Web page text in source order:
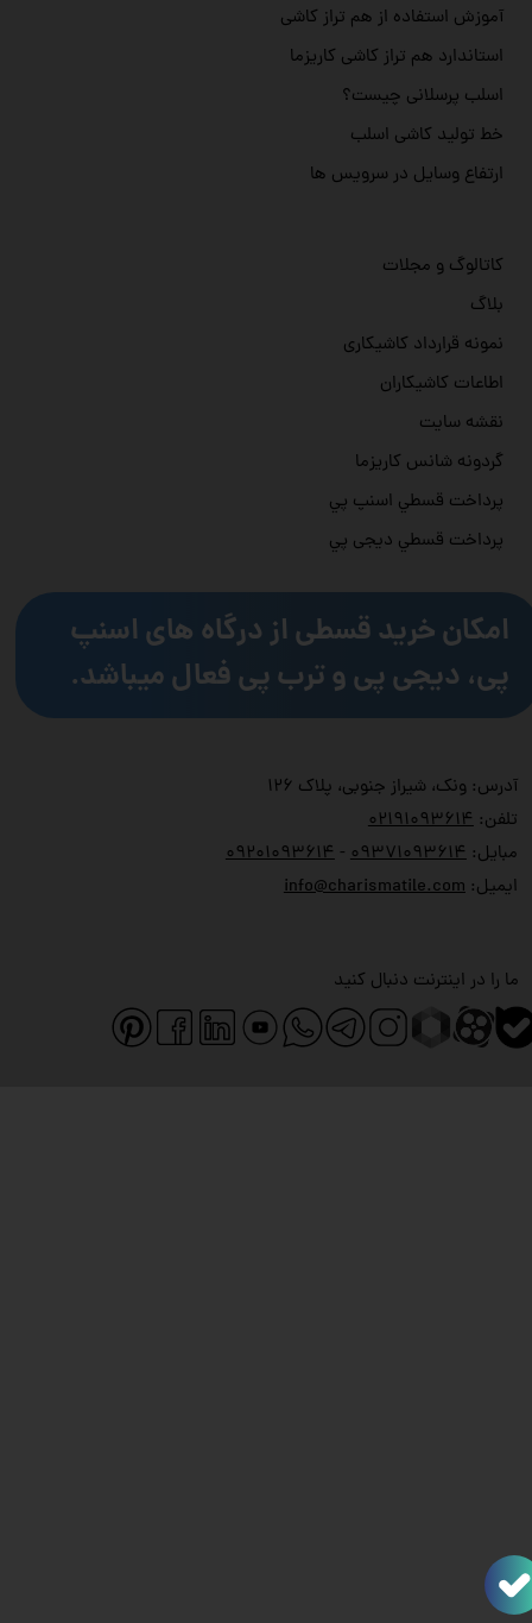
ما را در اینترنت دنبال کنید
آدرس: ونک، شیراز جنوبی، پلاک ۱۲۶
تلفن:
۰۲۱۹۱۰۹۳۶۱۴
مبایل:
۰۹۳۷۱۰۹۳۶۱۴ - ۰۹۲۰۱۰۹۳۶۱۴
ایمیل:info@charismatile.com
کاتالوگ و مجلات
بلاگ
نمونه قرارداد کاشیکاری
اطاعات کاشیکاران
نقشه سایت
گردونه شانس کاریزما
پرداخت قسطي اسنپ پي
پرداخت قسطي دیجی پي
آموزش استفاده از هم تراز کاشی
استاندارد هم تراز کاشی کاریزما
اسلب پرسلانی چیست؟
خط تولید کاشی اسلب
ارتفاع وسایل در سرویس ها
امکان خرید قسطی از درگاه های اسنپ
پی، دیجی پی و ترب پی فعال میباشد.